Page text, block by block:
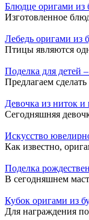
Блюдце оригами из
Изготовленное
Лебедь оригами из
Птицы являются
Поделка для детей
Предлагаем
Девочка из ниток и
Сегодняшняя
Искусство
Как известно,
Поделка
В сегодняшнем
Кубок оригами из
Для награждения